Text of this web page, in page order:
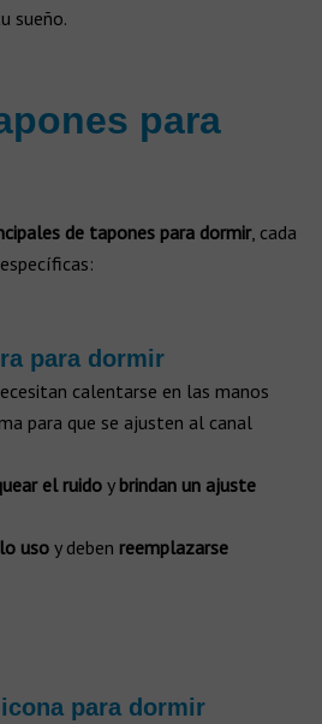
sueño.
para
de tapones para dormir, cada
para dormir
calentarse en las manos
para que se ajusten al canal
el ruido y brindan un ajuste
usoy deben reemplazarse
para dormir